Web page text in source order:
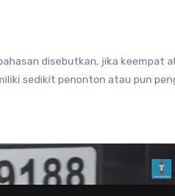
disebutkan, jika keempat
sedikit penonton atau pun